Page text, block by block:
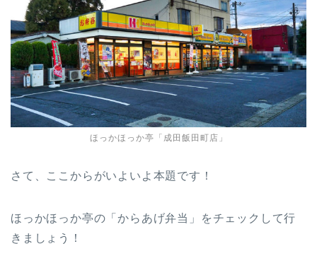
ほっかほっか亭「成田飯田町店」
さて、ここからがいよいよ本題です！
ほっかほっか亭の「からあげ弁当」をチェックして行
きましょう！